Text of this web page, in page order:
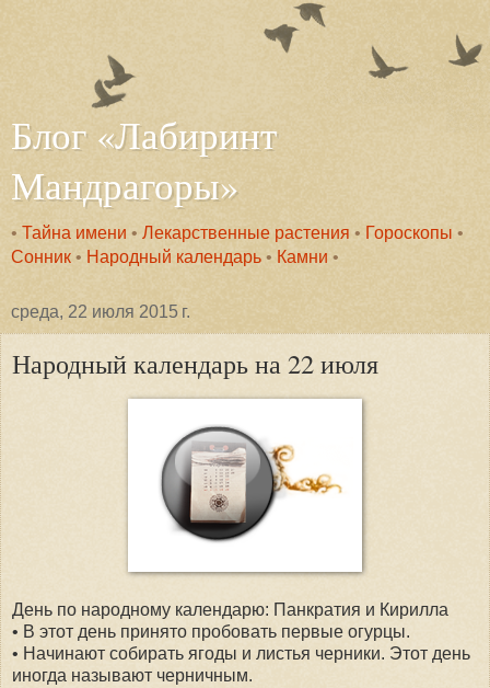
Блог «Лабиринт
Мандрагоры»
• Тайна имени • Лекарственные растения • Гороскопы •
Сонник • Народный календарь • Камни •
среда, 22 июля 2015 г.
Народный календарь на 22 июля
День по народному календарю: Панкратия и Кирилла
• В этот день принято пробовать первые огурцы.
• Начинают собирать ягоды и листья черники. Этот день
иногда называют черничным.